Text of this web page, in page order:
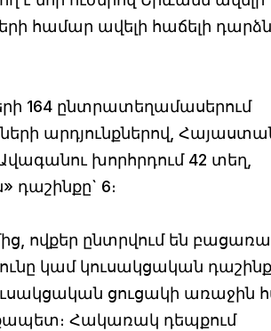
համար ավելի հաճելի
164 ընտրատեղամասերում
արդյունքներով,
խորհրդում 42 տեղ,
6։
ովքեր ընտրվում են
կամ կուսակցական
ցուցակի առաջին
Հակառակ դեպքում